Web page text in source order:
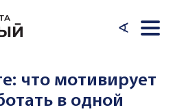
∢
что мотивирует
в одной